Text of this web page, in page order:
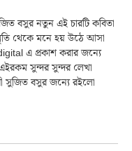
বসুর নতুন এই চারটি কবিতা
থেকে মনে হয় উঠে আসা
এ প্রকাশ করার জন্যে
সুন্দর সুন্দর লেখা
সুজিত বসুর জন্যে রইলো